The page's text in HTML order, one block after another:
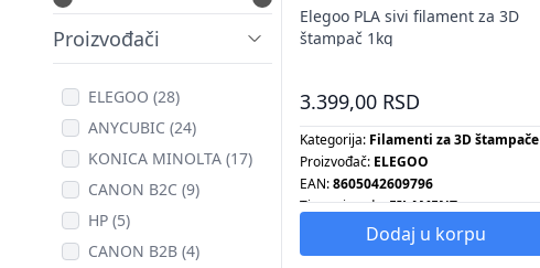
Proizvođači
ELEGOO (28)
ANYCUBIC (24)
KONICA MINOLTA (17)
CANON B2C (9)
HP (5)
CANON B2B (4)
Elegoo PLA sivi filament za 3D
štampač 1kg
3.399,00 RSD
Kategorija: Filamenti za 3D štampače
Proizvođač: ELEGOO
EAN:8605042609796
Tip proizvoda:FILAMENT
Dodaj u korpu